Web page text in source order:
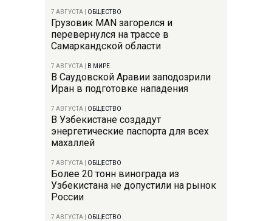
7 АВГУСТА ОБЩЕСТВО
Грузовик MAN загорелся и
перевернулся на трассе в
Самаркандской области
7 АВГУСТА В МИРЕ
В Саудовской Аравии заподозрили
Иран в подготовке нападения
7 АВГУСТА ОБЩЕСТВО
В Узбекистане создадут
энергетические паспорта для всех
махаллей
7 АВГУСТА ОБЩЕСТВО
Более 20 тонн винограда из
Узбекистана не допустили на рынок
России
7 АВГУСТА ОБЩЕСТВО